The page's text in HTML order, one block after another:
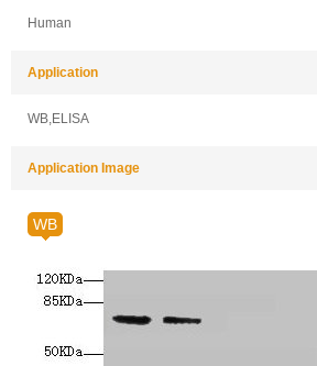
Human
Application
WB,ELISA
Application Image
WB